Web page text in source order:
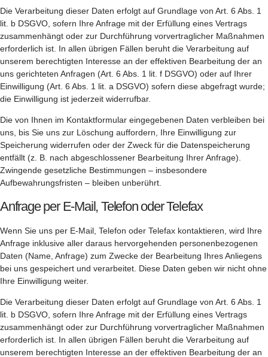
Die Verarbeitung dieser Daten erfolgt auf Grundlage von Art. 6 Abs. 1
lit. b DSGVO, sofern Ihre Anfrage mit der Erfüllung eines Vertrags
zusammenhängt oder zur Durchführung vorvertraglicher Maßnahmen
erforderlich ist. In allen übrigen Fällen beruht die Verarbeitung auf
unserem berechtigten Interesse an der effektiven Bearbeitung der an
uns gerichteten Anfragen (Art. 6 Abs. 1 lit. f DSGVO) oder auf Ihrer
Einwilligung (Art. 6 Abs. 1 lit. a DSGVO) sofern diese abgefragt wurde;
die Einwilligung ist jederzeit widerrufbar.
Die von Ihnen im Kontaktformular eingegebenen Daten verbleiben bei
uns, bis Sie uns zur Löschung auffordern, Ihre Einwilligung zur
Speicherung widerrufen oder der Zweck für die Datenspeicherung
entfällt (z. B. nach abgeschlossener Bearbeitung Ihrer Anfrage).
Zwingende gesetzliche Bestimmungen – insbesondere
Aufbewahrungsfristen – bleiben unberührt.
Anfrage per E-Mail, Telefon oder Telefax
Wenn Sie uns per E-Mail, Telefon oder Telefax kontaktieren, wird Ihre
Anfrage inklusive aller daraus hervorgehenden personenbezogenen
Daten (Name, Anfrage) zum Zwecke der Bearbeitung Ihres Anliegens
bei uns gespeichert und verarbeitet. Diese Daten geben wir nicht ohne
Ihre Einwilligung weiter.
Die Verarbeitung dieser Daten erfolgt auf Grundlage von Art. 6 Abs. 1
lit. b DSGVO, sofern Ihre Anfrage mit der Erfüllung eines Vertrags
zusammenhängt oder zur Durchführung vorvertraglicher Maßnahmen
erforderlich ist. In allen übrigen Fällen beruht die Verarbeitung auf
unserem berechtigten Interesse an der effektiven Bearbeitung der an